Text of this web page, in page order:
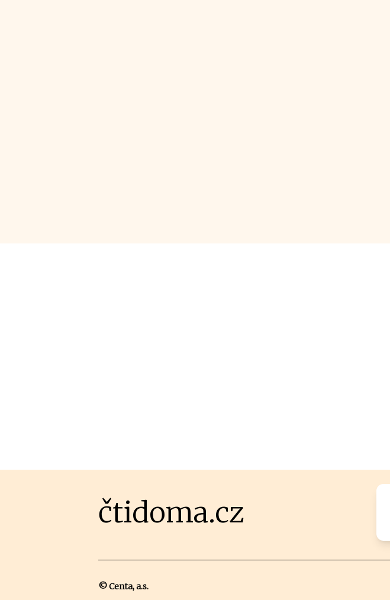
čtidoma.cz
© Centa, a.s.